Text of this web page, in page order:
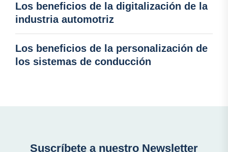
Los beneficios de la digitalización de la
industria automotriz
Los beneficios de la personalización de
los sistemas de conducción
Suscríbete a nuestro Newsletter